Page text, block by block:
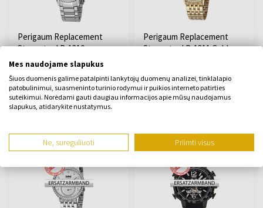
Perigaum Replacement
Strap steel P-1310
Flightmaster Silver
laikrodžių priedai - Unisex
Bus išsiųsta 12.08.
Perigaum Replacement
Strap steel P-1311 Gold
Bus išsiųsta 12.08.
Mes naudojame slapukus
Šiuos duomenis galime patalpinti lankytojų duomenų analizei, tinklalapio
patobulinimui, suasmeninto turinio rodymui ir puikios interneto patirties
suteikimui. Norėdami gauti daugiau informacijos apie mūsų naudojamus
slapukus, atidarykite nustatymus.
Ne, sureguliuoti Priimti visus